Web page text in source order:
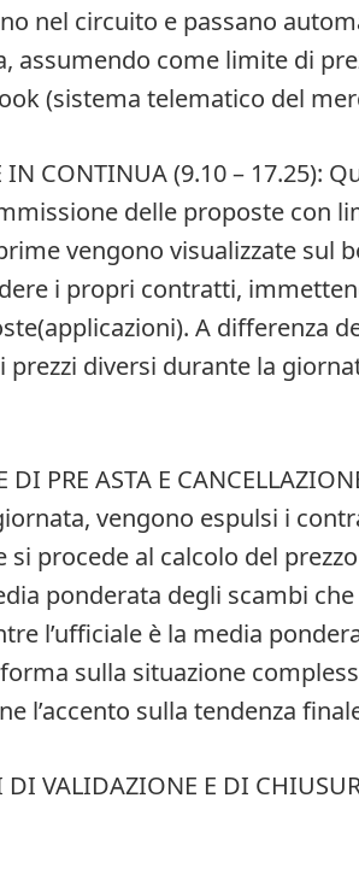
nel circuito e passano
assumendo come limite di
(sistema telematico del
IN CONTINUA (9.10 – 17.25):
delle proposte con
vengono visualizzate sul
i propri contratti,
A differenza
diversi durante la
DI PRE ASTA E
vengono espulsi i
si procede al calcolo del
ponderata degli scambi
l’ufficiale è la media
sulla situazione
l’accento sulla tendenza
DI VALIDAZIONE E DI